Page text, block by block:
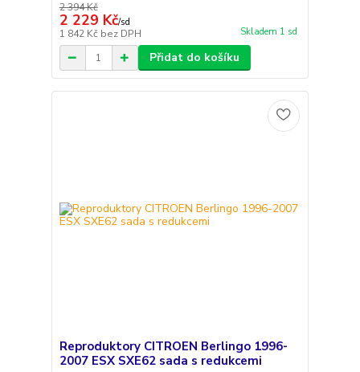
2 394 Kč
2 229 Kč/sd
1 842 Kč bez DPH Skladem 1 sd
Přidat do košíku
Reproduktory CITROEN Berlingo 1996-
2007 ESX SXE62 sada s redukcemi